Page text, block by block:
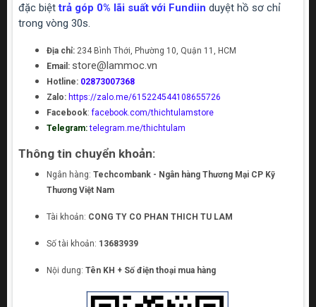
đặc biệttrả góp 0% lãi suất với Fundiin duyệt hồ sơ chỉ
trong vòng 30s.
Địa chỉ: 234 Bình Thới, Phường 10, Quận 11, HCM
Email: store@lammoc.vn
Hotline: 02873007368
Zalo: https://zalo.me/615224544108655726
Facebook:facebook.com/thichtulamstore
Telegram: telegram.me/thichtulam
Thông tin chuyển khoản:
Ngân hàng: Techcombank - Ngân hàng Thương Mại CP Kỹ
Thương Việt Nam
Tài khoản: CONG TY CO PHAN THICH TU LAM
Số tài khoản: 13683939
Nội dung: Tên KH + Số điện thoại mua hàng